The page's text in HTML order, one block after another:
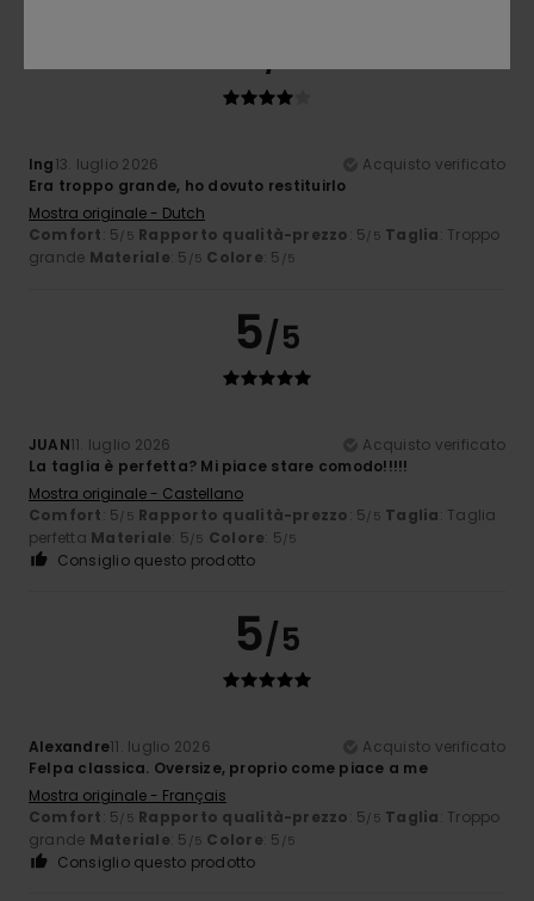
4
Ing13. luglio 2026
Acquisto verificato
Era troppo grande, ho dovuto restituirlo
Mostra originale - Dutch
Comfort: 5 /5 Rapporto qualità-prezzo: 5 /5 Taglia: Troppo
grande Materiale: 5 /5 Colore: 5 /5
5/5
JUAN11. luglio 2026
Acquisto verificato
La taglia è perfetta? Mi piace stare comodo!!!!!
Mostra originale - Castellano
Comfort: 5 /5 Rapporto qualità-prezzo: 5 /5 Taglia: Taglia
perfetta Materiale: 5 /5 Colore: 5 /5
Consiglio questo prodotto
5/5
Alexandre11. luglio 2026
Acquisto verificato
Felpa classica. Oversize, proprio come piace a me
Mostra originale - Français
Comfort: 5 /5 Rapporto qualità-prezzo: 5 /5 Taglia: Troppo
grande Materiale: 5 /5 Colore: 5 /5
Consiglio questo prodotto